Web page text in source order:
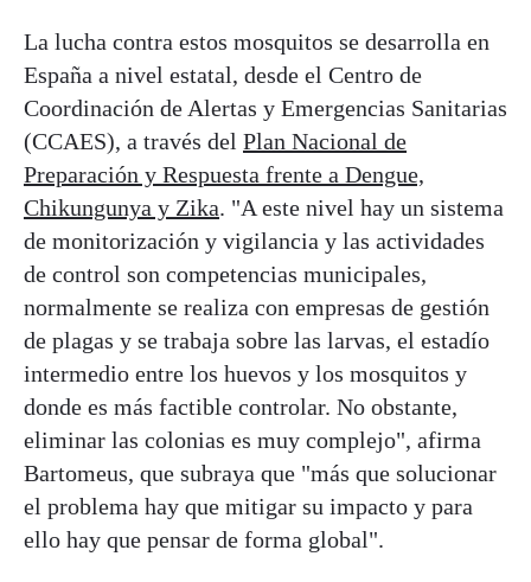
La lucha contra estos mosquitos se desarrolla en
España a nivel estatal, desde el Centro de
Coordinación de Alertas y Emergencias Sanitarias
(CCAES), a través del Plan Nacional de
Preparación y Respuesta frente a Dengue,
Chikungunya y Zika. "A este nivel hay un sistema
de monitorización y vigilancia y las actividades
de control son competencias municipales,
normalmente se realiza con empresas de gestión
de plagas y se trabaja sobre las larvas, el estadío
intermedio entre los huevos y los mosquitos y
donde es más factible controlar. No obstante,
eliminar las colonias es muy complejo", afirma
Bartomeus, que subraya que "más que solucionar
el problema hay que mitigar su impacto y para
ello hay que pensar de forma global".